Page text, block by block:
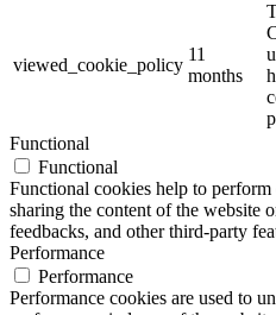
viewed_cookie_policy
11
months
Functional
Functional
Functional cookies help to
sharing the content of the website
feedbacks, and other third-party
Performance
Performance
Performance cookies are used to